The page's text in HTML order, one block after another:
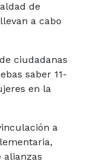
de
a cabo
ciudadanas
saber 11-
en la
a
alianzas